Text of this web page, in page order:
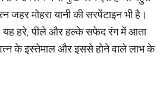
मोहरा यानी की सरपेंटाइन भी है।
यह हरे, पीले और हल्के सफेद रंग में आता
के इस्तेमाल और इससे होने वाले लाभ के